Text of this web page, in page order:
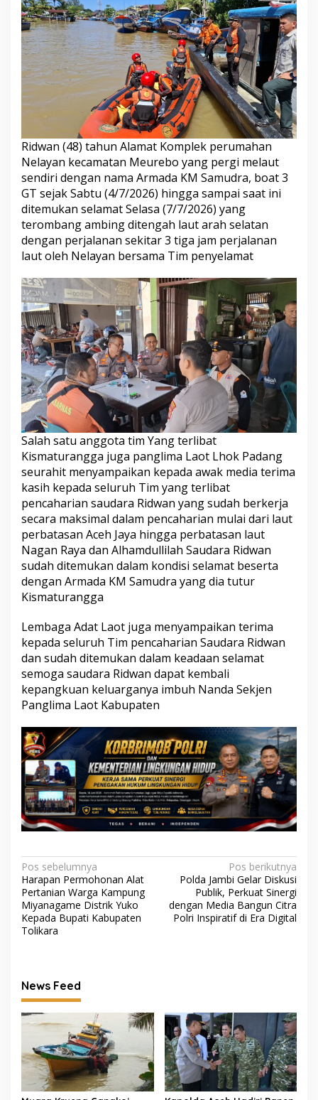
Ridwan (48) tahun Alamat Komplek perumahan
Nelayan kecamatan Meurebo yang pergi melaut
sendiri dengan nama Armada KM Samudra, boat 3
GT sejak Sabtu (4/7/2026) hingga sampai saat ini
ditemukan selamat Selasa (7/7/2026) yang
terombang ambing ditengah laut arah selatan
dengan perjalanan sekitar 3 tiga jam perjalanan
laut oleh Nelayan bersama Tim penyelamat
Salah satu anggota tim Yang terlibat
Kismaturangga juga panglima Laot Lhok Padang
seurahit menyampaikan kepada awak media terima
kasih kepada seluruh Tim yang terlibat
pencaharian saudara Ridwan yang sudah berkerja
secara maksimal dalam pencaharian mulai dari laut
perbatasan Aceh Jaya hingga perbatasan laut
Nagan Raya dan Alhamdullilah Saudara Ridwan
sudah ditemukan dalam kondisi selamat beserta
dengan Armada KM Samudra yang dia tutur
Kismaturangga
Lembaga Adat Laot juga menyampaikan terima
kepada seluruh Tim pencaharian Saudara Ridwan
dan sudah ditemukan dalam keadaan selamat
semoga saudara Ridwan dapat kembali
kepangkuan keluarganya imbuh Nanda Sekjen
Panglima Laot Kabupaten
Navigasi
pos
Pos sebelumnya
Harapan Permohonan Alat
Pertanian Warga Kampung
Miyanagame Distrik Yuko
Kepada Bupati Kabupaten
Tolikara
Pos berikutnya
Polda Jambi Gelar Diskusi
Publik, Perkuat Sinergi
dengan Media Bangun Citra
Polri Inspiratif di Era Digital
News Feed